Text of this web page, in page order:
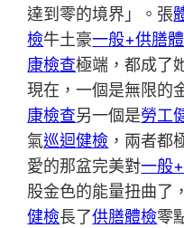
達到零的境界」。張
檢牛土豪一般+供膳
康檢查極端，都成了
現在，一個是無限的
康檢查另一個是勞工
氣巡迴健檢 ，兩者都
愛的那盆完美對一般
股金色的能量扭曲了
健檢長了供膳體檢零